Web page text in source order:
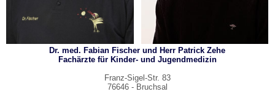
Dr. med. Fabian Fischerund Herr Patrick Zehe
Fachärzte für Kinder- und Jugendmedizin
Franz-Sigel-Str. 83
76646 - Bruchsal